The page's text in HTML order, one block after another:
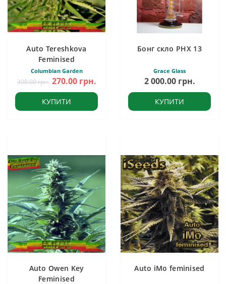
Auto Tereshkova
Feminised
Columbian Garden
300.00 грн. 270.00 грн.
КУПИТИ
Бонг скло PHX 13
Grace Glass
2 000.00 грн.
КУПИТИ
Auto Owen Key
Feminised
Auto iMo feminised